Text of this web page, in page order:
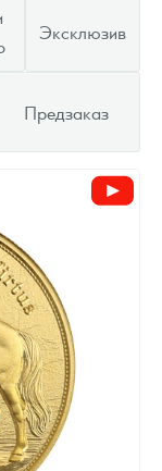
Эксклюзив
Предзаказ